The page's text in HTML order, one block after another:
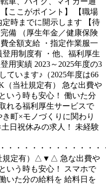
ここがポイント】 【職場
時までに開示します 【待
備 （厚生年金／健康保険
全額支給 ・指定作業服一
用制度有 ・他、福利厚生
用実績 2023～2025年度の3
ています♪（2025年度は66
当社規定有） 急な出費や
いう時も安心！ 働いた分
れる福利厚生サービスで
町×モノづくりに関わり
日祝休みの求人！ 未経験
・・・・・・・・・・・・
定有）△▼△ 急な出費や
いう時も安心！ スマホで
いた分の給料を 給料日を